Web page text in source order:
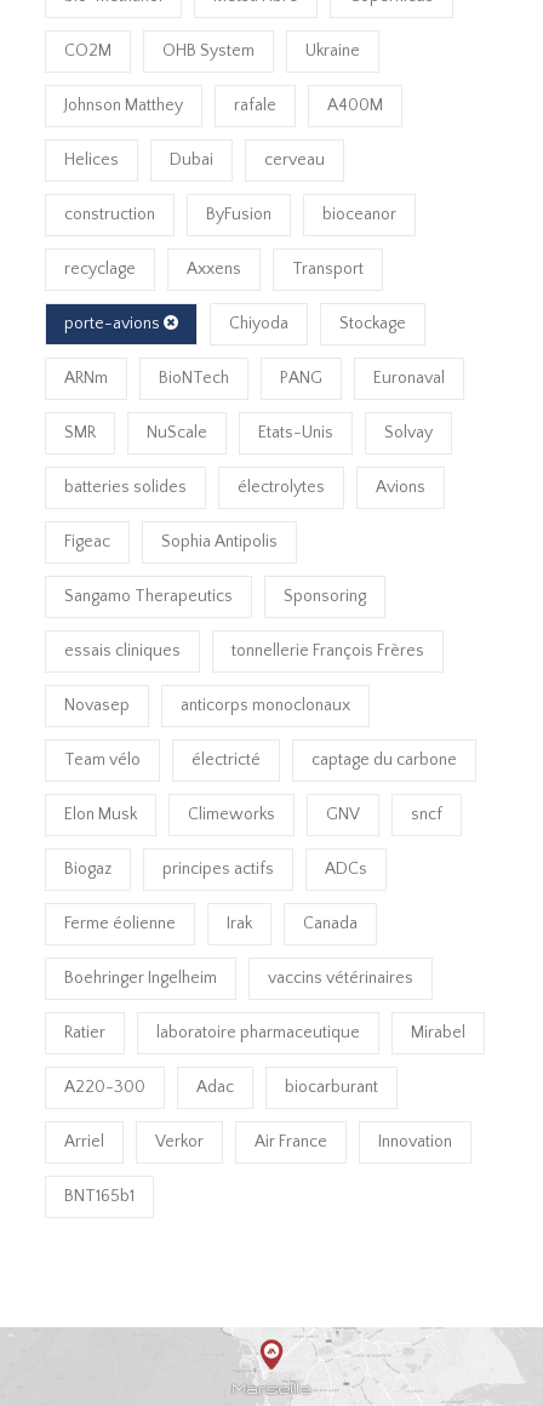
CO2M OHB System Ukraine
Johnson Matthey rafale A400M
Helices Dubai cerveau
construction ByFusion bioceanor
recyclage Axxens Transport
porte-avions Chiyoda Stockage
ARNm BioNTech PANG Euronaval
SMR NuScale Etats-Unis Solvay
batteries solides électrolytes Avions
Figeac Sophia Antipolis
Sangamo Therapeutics Sponsoring
essais cliniques tonnellerie François Frères
Novasep anticorps monoclonaux
Team vélo électricté captage du carbone
Elon Musk Climeworks GNV sncf
Biogaz principes actifs ADCs
Ferme éolienne Irak Canada
Boehringer Ingelheim vaccins vétérinaires
Ratier laboratoire pharmaceutique Mirabel
A220-300 Adac biocarburant
Arriel Verkor Air France Innovation
BNT165b1